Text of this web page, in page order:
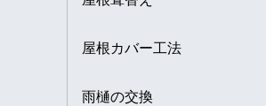
屋根カバー工法
雨樋の交換